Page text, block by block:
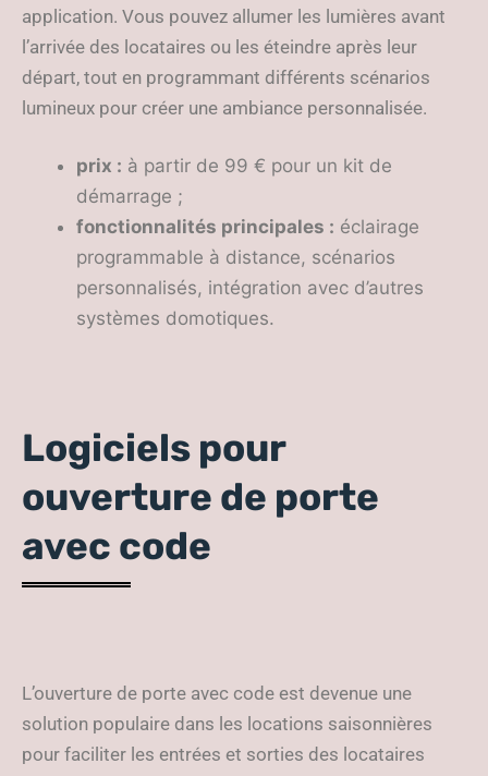
application. Vous pouvez allumer les lumières avant
l’arrivée des locataires ou les éteindre après leur
départ, tout en programmant différents scénarios
lumineux pour créer une ambiance personnalisée.
prix : à partir de 99 € pour un kit de
démarrage ;
fonctionnalités principales : éclairage
programmable à distance, scénarios
personnalisés, intégration avec d’autres
systèmes domotiques.
Logiciels pour
ouverture de porte
avec code
L’ouverture de porte avec code est devenue une
solution populaire dans les locations saisonnières
pour faciliter les entrées et sorties des locataires